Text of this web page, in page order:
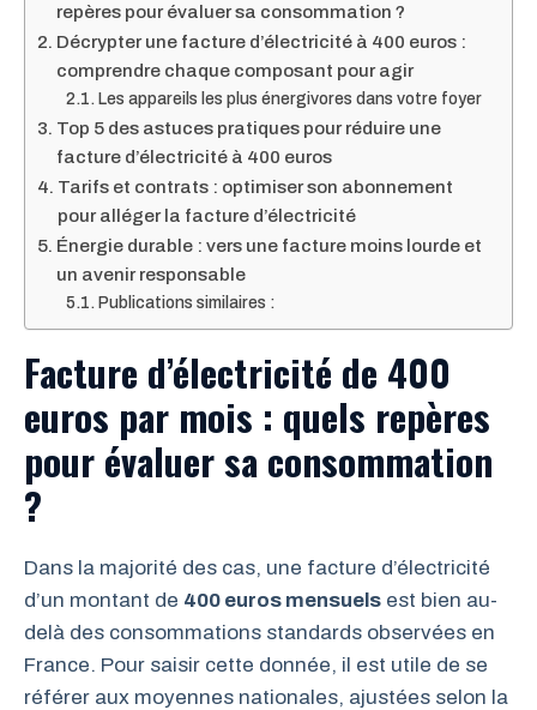
repères pour évaluer sa consommation ?
Décrypter une facture d’électricité à 400 euros :
comprendre chaque composant pour agir
Les appareils les plus énergivores dans votre foyer
Top 5 des astuces pratiques pour réduire une
facture d’électricité à 400 euros
Tarifs et contrats : optimiser son abonnement
pour alléger la facture d’électricité
Énergie durable : vers une facture moins lourde et
un avenir responsable
Publications similaires :
Facture d’électricité de 400
euros par mois : quels repères
pour évaluer sa consommation
?
Dans la majorité des cas, une facture d’électricité
d’un montant de 400 euros mensuels est bien au-
delà des consommations standards observées en
France. Pour saisir cette donnée, il est utile de se
référer aux moyennes nationales, ajustées selon la